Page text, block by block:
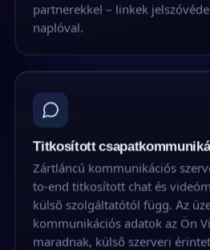
partnerekkel – linkek
naplóval.
Titkosított
Zártláncú kommunikációs
to-end titkosított chat és
külső szolgáltatótól függ. Az
kommunikációs adatok az Ön
maradnak, külső szerveri